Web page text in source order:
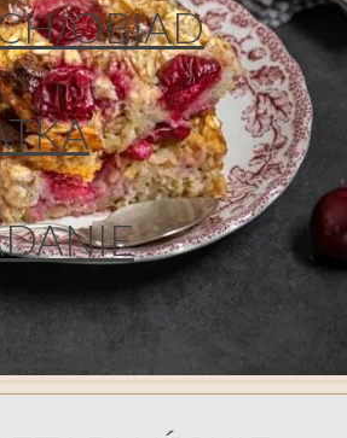
OBIAD